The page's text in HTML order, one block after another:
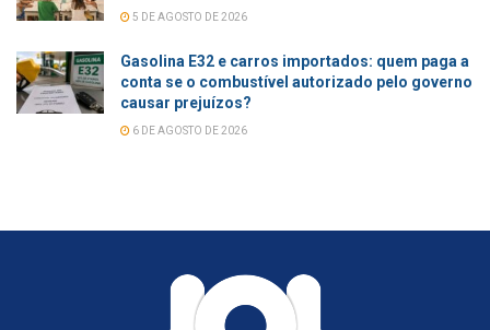
5 DE AGOSTO DE 2026
Gasolina E32 e carros importados: quem paga a
conta se o combustível autorizado pelo governo
causar prejuízos?
6 DE AGOSTO DE 2026